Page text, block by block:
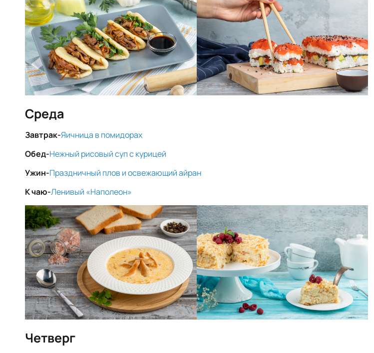
Среда
Завтрак-Яичница в помидорах
Обед-Нежный рисовый суп с курицей
Ужин-Праздничный плов и освежающий айран
К чаю-Ленивый «Наполеон»
Четверг